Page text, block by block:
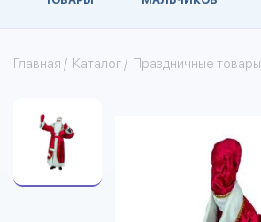
Главная / Каталог / Праздничные товары